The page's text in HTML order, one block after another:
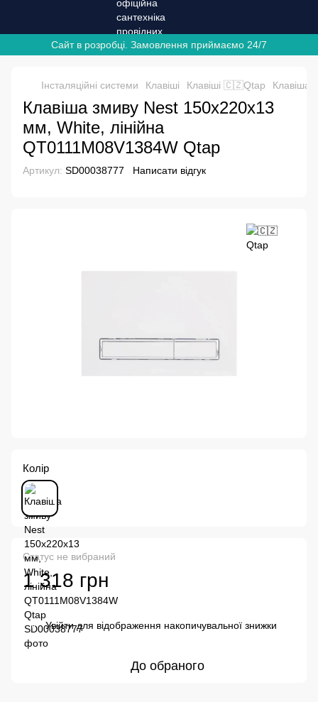
Сайт в розробці. Замовлення приймаємо 24/7
Інсталяційні системи Клавіші Клавіші 🇨🇿Qtap Клавіша
Клавіша змиву Nest 150x220x13
мм, White, лінійна
QT0111M08V1384W Qtap
Артикул: SD00038777 Написати відгук
Колір
Статус не вибраний
1 318 грн
% Увійтидля відображення накопичувальної знижки
До обраного